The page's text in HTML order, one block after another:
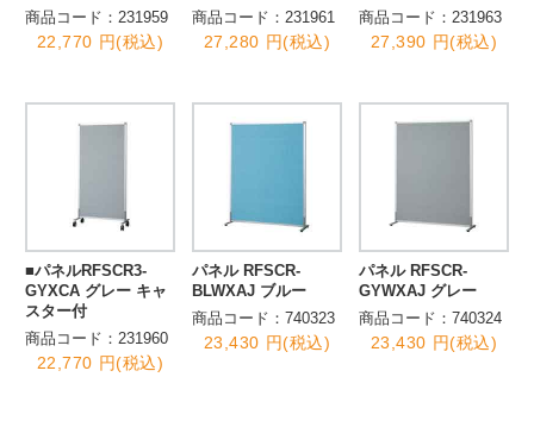
商品コード：231959
22,770 円(税込)
商品コード：231961
27,280 円(税込)
商品コード：231963
27,390 円(税込)
■パネルRFSCR3-
GYXCA グレー キャ
スター付
商品コード：231960
22,770 円(税込)
パネル RFSCR-
BLWXAJ ブルー
商品コード：740323
23,430 円(税込)
パネル RFSCR-
GYWXAJ グレー
商品コード：740324
23,430 円(税込)